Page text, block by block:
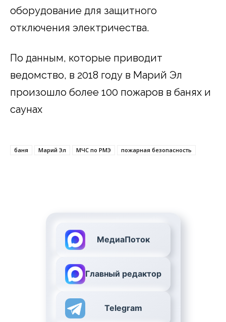
оборудование для защитного
отключения электричества.
По данным, которые приводит
ведомство, в 2018 году в Марий Эл
произошло более 100 пожаров в банях и
саунах
баня Марий Эл МЧС по РМЭ пожарная безопасность
МедиаПоток
Главный редактор
Telegram